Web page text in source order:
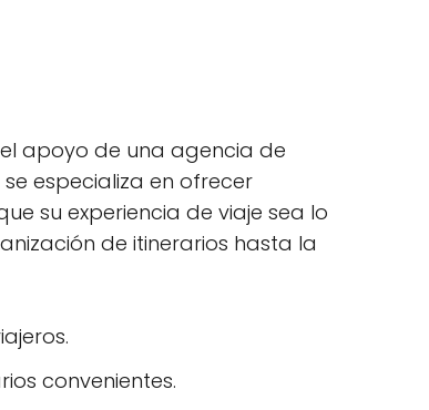
apoyo de una agencia de
especializa en ofrecer
su experiencia de viaje sea lo
de itinerarios hasta la
convenientes.